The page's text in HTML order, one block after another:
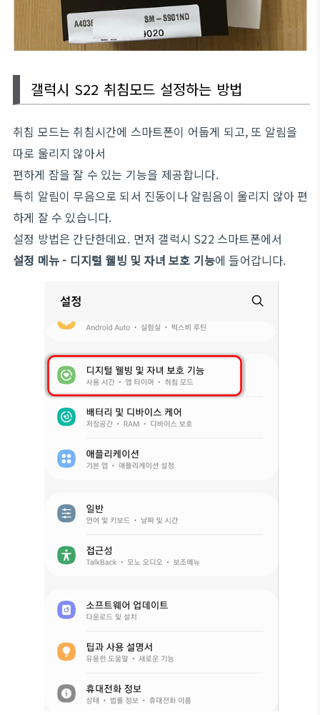
갤럭시 S22 취침모드 설정하는 방법
취침 모드는 취침시간에 스마트폰이 어둡게 되고, 또 알림을
따로 울리지 않아서
편하게 잠을 잘 수 있는 기능을 제공합니다.
특히 알림이 무음으로 되서 진동이나 알림음이 울리지 않아 편
하게 잘 수 있습니다.
설정 방법은 간단한데요. 먼저 갤럭시 S22 스마트폰에서
설정 메뉴 - 디지털 웰빙 및 자녀 보호 기능에 들어갑니다.